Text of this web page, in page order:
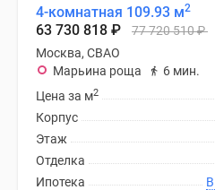
4-комнатная 109.93 м2
63 730 818 ₽ 77 720 510₽
Москва, СВАО
Марьина роща
6 мин.
Цена за м2
Корпус
Этаж
Отделка
Ипотека